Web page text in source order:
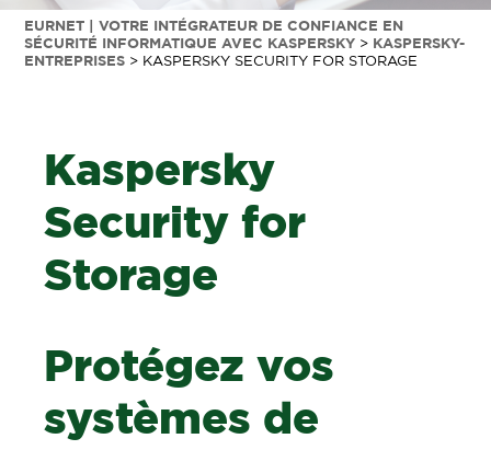
EURNET | VOTRE INTÉGRATEUR DE CONFIANCE EN
SÉCURITÉ INFORMATIQUE AVEC KASPERSKY > KASPERSKY-
ENTREPRISES > KASPERSKY SECURITY FOR STORAGE
Kaspersky
Security for
Storage
Protégez vos
systèmes de